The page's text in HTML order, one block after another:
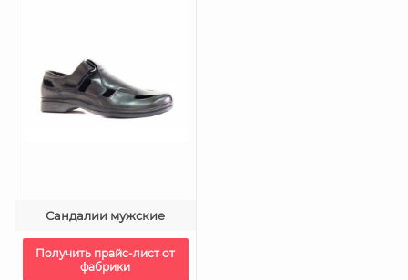
Сандалии мужские
Получить прайс-лист от
фабрики